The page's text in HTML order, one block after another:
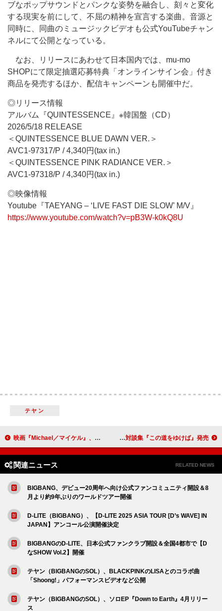
ブなポップサウンドとパンクな姿勢を融合し、刻々と変化
する現実を前にして、不屈の精神を宣言する楽曲。音源と
同時に、同曲のミュージックビデオも公式YouTubeチャン
ネルにて公開となっている。
なお、リリースにあわせて日本国内では、mu-mo
SHOPにて限定抽選応募特典「オンラインサイン会」付き
商品を発売するほか、配信キャンペーンも開催中だ。
◎リリース情報
アルバム『QUINTESSENCE』※韓国盤（CD）
2026/5/18 RELEASE
＜QUINTESSENCE BLUE DAWN VER.＞
AVC1-97317/P / 4,340円(tax in.)
＜QUINTESSENCE PINK RADIANCE VER.＞
AVC1-97318/P / 4,340円(tax in.)
◎映像情報
Youtube『TAEYANG – ‘LIVE FAST DIE SLOW’ M/V』
https://www.youtube.com/watch?v=pB3W-k0kQ8U
テヤン
映画『Michael／マイケル』、ムーンウォーク初披露の歴史的瞬間を再現した本編映像が解禁 IMAX先行上映も決定 ももクロ・百田夏菜子、豪華ゲスト15名との初対談集『この道をゆけば』発売
関連ニュース RELATED NEWS
BIGBANG、デビュー20周年へ向け公式ファンコミュニティ開設＆8
月より約9年ぶりのワールドツアー開催
D-LITE（BIGBANG）、【D-LITE 2025 ASIA TOUR [D’s WAVE] IN
JAPAN】アンコール公演開催決定
BIGBANGのD-LITE、日本公式ファンクラブ開設＆全国4都市で【D
なSHOW Vol.2】開催
テヤン（BIGBANGのSOL）、BLACKPINKのLISAとのコラボ曲
「Shoong!」パフォーマンスビデオなど公開
テヤン（BIGBANGのSOL）、ソロEP『Down to Earth』4月リリー
ス